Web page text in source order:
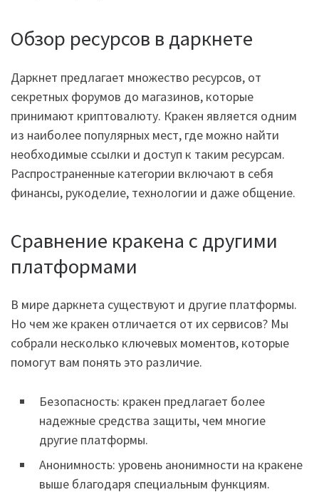
Обзор ресурсов в даркнете
Даркнет предлагает множество ресурсов, от
секретных форумов до магазинов, которые
принимают криптовалюту. Кракен является одним
из наиболее популярных мест, где можно найти
необходимые ссылки и доступ к таким ресурсам.
Распространенные категории включают в себя
финансы, рукоделие, технологии и даже общение.
Сравнение кракена с другими
платформами
В мире даркнета существуют и другие платформы.
Но чем же кракен отличается от их сервисов? Мы
собрали несколько ключевых моментов, которые
помогут вам понять это различие.
Безопасность: кракен предлагает более
надежные средства защиты, чем многие
другие платформы.
Анонимность: уровень анонимности на кракене
выше благодаря специальным функциям.